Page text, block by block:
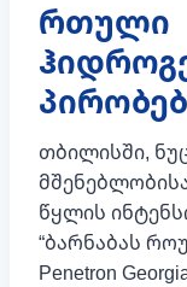
რთული
თბილისში,
წყლის
“ბარნაბას
Penetron